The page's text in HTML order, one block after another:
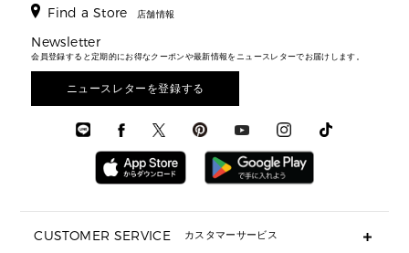
ウェア
アクセサリー
アクセサリー
メンズ バッグ
メンズ 財布・小物
メンズ シューズ
メンズ ウェア
メンズ 時計・その他
▶ メンズすべて
メンズ財布・小物
メンズアクセサリー
メンズウェア
トラベル
3 IN 1 / 2 IN 1 バッグ
▶ メンズすべて
▶ メンズすべて
▶ メンズすべて
▶ メンズすべて
▶ バッグすべて
通勤・通学アイテム
3 IN 1 バッグ
ミニ財布・フラグメントケース
▶ 小物すべて
財布・小物
時計・ジュエリー
アクセサリー
エディターレビュー
Find a Store 店舗情報
Newsletter
会員登録すると定期的にお得なクーポンや最新情報をニュースレターでお届けします。
ニュースレターを登録する
CUSTOMER SERVICE カスタマーサービス